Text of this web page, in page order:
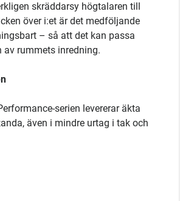
skräddarsy högtalaren till
över i:et är det medföljande
– så att det kan passa
av rummets inredning.
serien levererar äkta
även i mindre urtag i tak och